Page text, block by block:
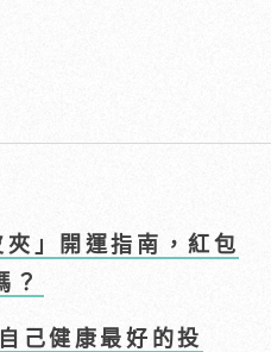
」開運指南，紅包
？
己健康最好的投